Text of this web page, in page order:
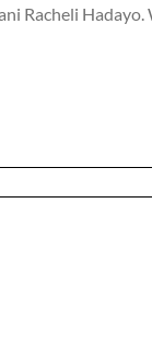
Racheli Hadayo.